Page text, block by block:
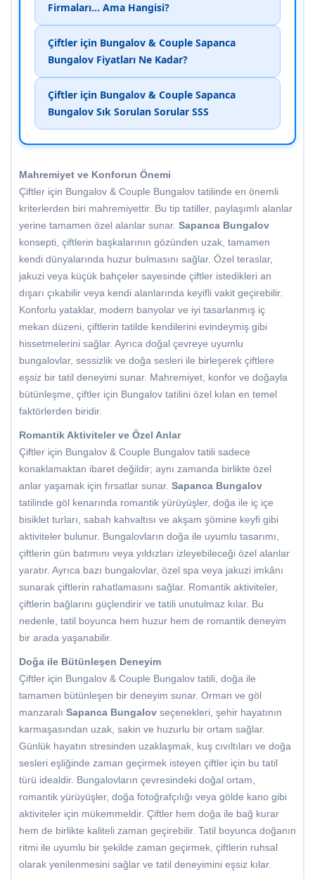
Firmaları... Ama Hangisi?
Çiftler için Bungalov & Couple Sapanca
Bungalov Fiyatları Ne Kadar?
Çiftler için Bungalov & Couple Sapanca
Bungalov Sık Sorulan Sorular SSS
Mahremiyet ve Konforun Önemi
Çiftler için Bungalov & Couple Bungalov tatilinde en önemli
kriterlerden biri mahremiyettir. Bu tip tatiller, paylaşımlı alanlar
yerine tamamen özel alanlar sunar. Sapanca Bungalov
konsepti, çiftlerin başkalarının gözünden uzak, tamamen
kendi dünyalarında huzur bulmasını sağlar. Özel teraslar,
jakuzi veya küçük bahçeler sayesinde çiftler istedikleri an
dışarı çıkabilir veya kendi alanlarında keyifli vakit geçirebilir.
Konforlu yataklar, modern banyolar ve iyi tasarlanmış iç
mekan düzeni, çiftlerin tatilde kendilerini evindeymiş gibi
hissetmelerini sağlar. Ayrıca doğal çevreye uyumlu
bungalovlar, sessizlik ve doğa sesleri ile birleşerek çiftlere
eşsiz bir tatil deneyimi sunar. Mahremiyet, konfor ve doğayla
bütünleşme, çiftler için Bungalov tatilini özel kılan en temel
faktörlerden biridir.
Romantik Aktiviteler ve Özel Anlar
Çiftler için Bungalov & Couple Bungalov tatili sadece
konaklamaktan ibaret değildir; aynı zamanda birlikte özel
anlar yaşamak için fırsatlar sunar. Sapanca Bungalov
tatilinde göl kenarında romantik yürüyüşler, doğa ile iç içe
bisiklet turları, sabah kahvaltısı ve akşam şömine keyfi gibi
aktiviteler bulunur. Bungalovların doğa ile uyumlu tasarımı,
çiftlerin gün batımını veya yıldızları izleyebileceği özel alanlar
yaratır. Ayrıca bazı bungalovlar, özel spa veya jakuzi imkânı
sunarak çiftlerin rahatlamasını sağlar. Romantik aktiviteler,
çiftlerin bağlarını güçlendirir ve tatili unutulmaz kılar. Bu
nedenle, tatil boyunca hem huzur hem de romantik deneyim
bir arada yaşanabilir.
Doğa ile Bütünleşen Deneyim
Çiftler için Bungalov & Couple Bungalov tatili, doğa ile
tamamen bütünleşen bir deneyim sunar. Orman ve göl
manzaralı Sapanca Bungalov seçenekleri, şehir hayatının
karmaşasından uzak, sakin ve huzurlu bir ortam sağlar.
Günlük hayatın stresinden uzaklaşmak, kuş cıvıltıları ve doğa
sesleri eşliğinde zaman geçirmek isteyen çiftler için bu tatil
türü idealdir. Bungalovların çevresindeki doğal ortam,
romantik yürüyüşler, doğa fotoğrafçılığı veya gölde kano gibi
aktiviteler için mükemmeldir. Çiftler hem doğa ile bağ kurar
hem de birlikte kaliteli zaman geçirebilir. Tatil boyunca doğanın
ritmi ile uyumlu bir şekilde zaman geçirmek, çiftlerin ruhsal
olarak yenilenmesini sağlar ve tatil deneyimini eşsiz kılar.